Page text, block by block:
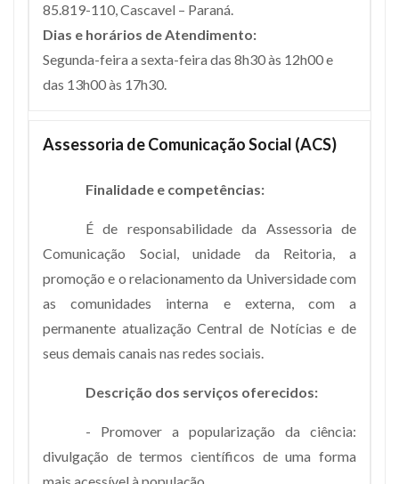
85.819-110, Cascavel – Paraná.
Dias e horários de Atendimento:
Segunda-feira a sexta-feira das 8h30 às 12h00 e
das 13h00 às 17h30.
Assessoria de Comunicação Social (ACS)
Finalidade e competências:
É de responsabilidade da Assessoria de
Comunicação Social, unidade da Reitoria, a
promoção e o relacionamento da Universidade com
as comunidades interna e externa, com a
permanente atualização Central de Notícias e de
seus demais canais nas redes sociais.
Descrição dos serviços oferecidos:
- Promover a popularização da ciência:
divulgação de termos científicos de uma forma